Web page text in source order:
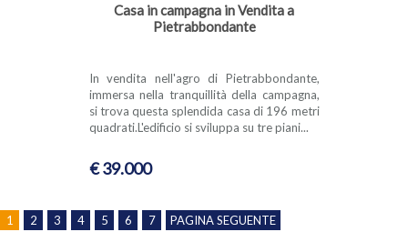
Casa in campagna in Vendita a
Pietrabbondante
In vendita nell'agro di Pietrabbondante,
immersa nella tranquillità della campagna,
si trova questa splendida casa di 196 metri
quadrati.L'edificio si sviluppa su tre piani...
€ 39.000
1 2 3 4 5 6 7 PAGINA SEGUENTE